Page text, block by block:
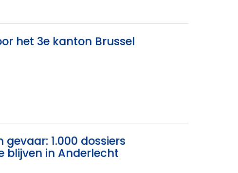
het 3e kanton Brussel
1.000 dossiers
blijven in Anderlecht